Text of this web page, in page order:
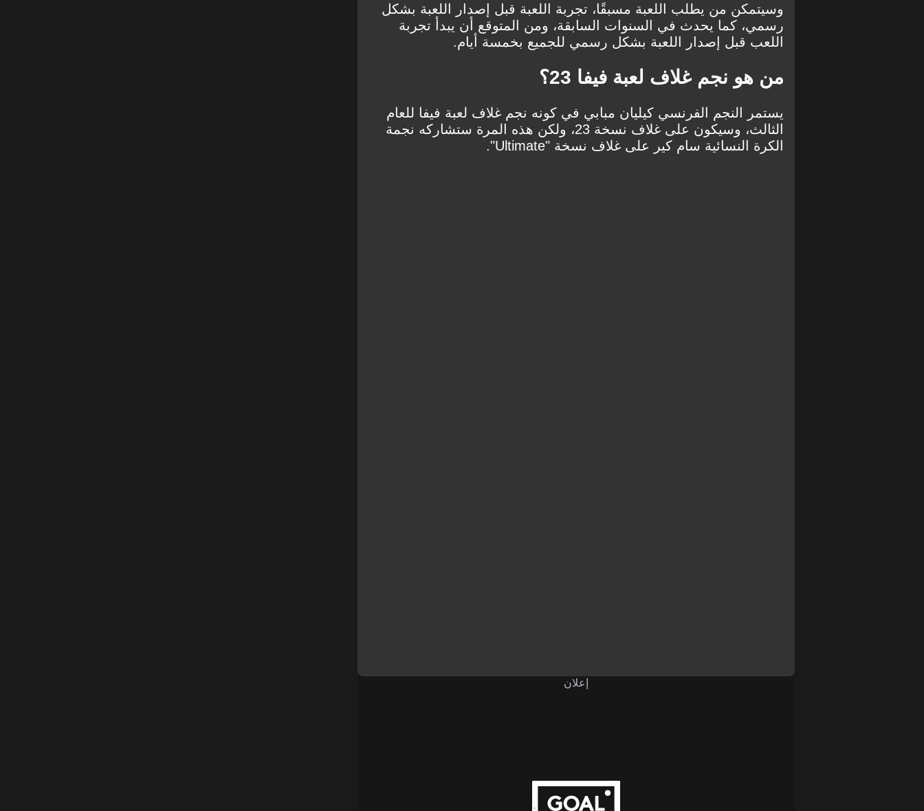
وسيتمكن من يطلب اللعبة مسبقًا، تجربة اللعبة قبل إصدار اللعبة بشكل
رسمي، كما يحدث في السنوات السابقة، ومن المتوقع أن يبدأ تجربة
اللعب قبل إصدار اللعبة بشكل رسمي للجميع بخمسة أيام.
من هو نجم غلاف لعبة فيفا 23؟
يستمر النجم الفرنسي كيليان مبابي في كونه نجم غلاف لعبة فيفا للعام
الثالث، وسيكون على غلاف نسخة 23، ولكن هذه المرة ستشاركه نجمة
الكرة النسائية سام كير على غلاف نسخة "Ultimate".
إعلان